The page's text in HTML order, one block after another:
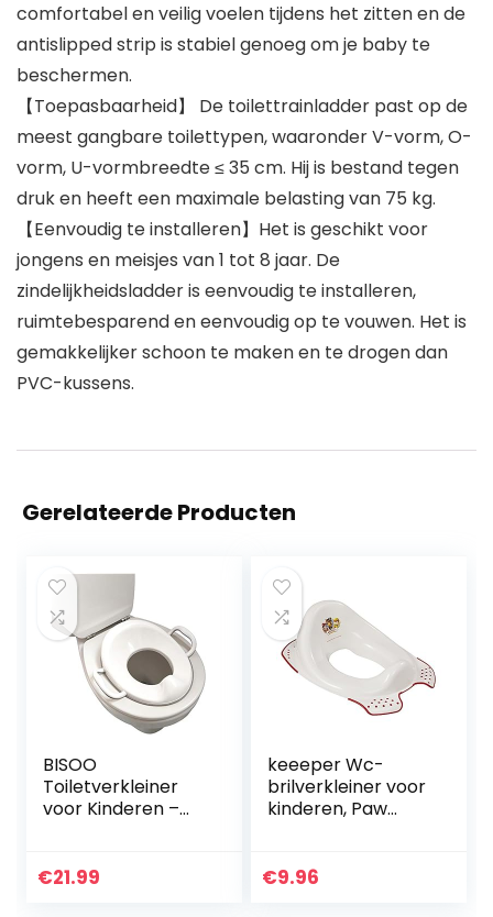
comfortabel en veilig voelen tijdens het zitten en de
antislipped strip is stabiel genoeg om je baby te
beschermen.
【Toepasbaarheid】 De toilettrainladder past op de
meest gangbare toilettypen, waaronder V-vorm, O-
vorm, U-vormbreedte ≤ 35 cm. Hij is bestand tegen
druk en heeft een maximale belasting van 75 kg.
【Eenvoudig te installeren】Het is geschikt voor
jongens en meisjes van 1 tot 8 jaar. De
zindelijkheidsladder is eenvoudig te installeren,
ruimtebesparend en eenvoudig op te vouwen. Het is
gemakkelijker schoon te maken en te drogen dan
PVC-kussens.
Gerelateerde Producten
BISOO
Toiletverkleiner
voor Kinderen –
Toiletbril
€21.99
keeeper Wc-
brilverkleiner voor
kinderen, Paw
antislip, Ewa, wit
€9.96